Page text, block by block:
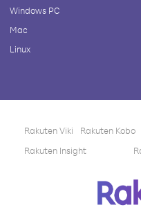
Windows PC
Mac
Linux
Rakuten Viki Rakuten Kobo
Rakuten Insight